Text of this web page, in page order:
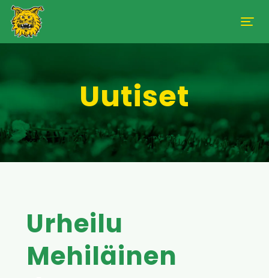
Uutiset
Urheilu
Mehiläinen